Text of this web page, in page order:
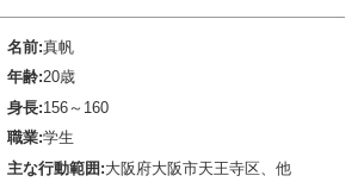
名前:真帆
年齢:20歳
身長:156～160
職業:学生
主な行動範囲:大阪府大阪市天王寺区、他